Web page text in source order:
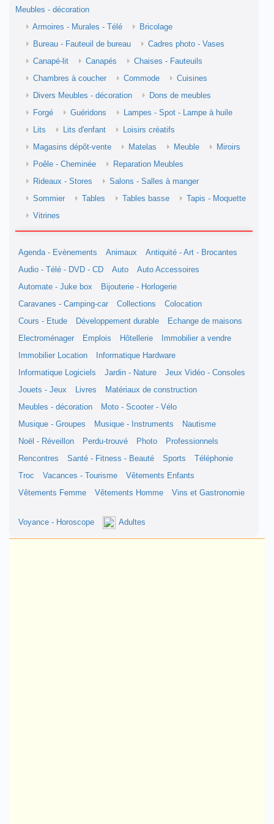
Meubles - décoration
Armoires - Murales - Télé
Bricolage
Bureau - Fauteuil de bureau
Cadres photo - Vases
Canapé-lit
Canapés
Chaises - Fauteuils
Chambres à coucher
Commode
Cuisines
Divers Meubles - décoration
Dons de meubles
Forgé
Guéridons
Lampes - Spot - Lampe à huile
Lits
Lits d'enfant
Loisirs créatifs
Magasins dépôt-vente
Matelas Meuble
Miroirs
Poêle - Cheminée
Reparation Meubles
Rideaux - Stores
Salons - Salles à manger
Sommier
Tables Tables basse
Tapis - Moquette
Vitrines
Agenda - Evènements Animaux
Antiquité - Art - Brocantes
Audio - Télé - DVD - CD
Auto
Auto Accessoires
Automate - Juke box
Bijouterie - Horlogerie
Caravanes - Camping-car
Collections
Colocation
Cours - Etude
Développement durable
Echange de maisons
Electroménager
Emplois Hôtellerie
Immobilier a vendre
Immobilier Location
Informatique Hardware
Informatique Logiciels
Jardin - Nature
Jeux Vidéo - Consoles
Jouets - Jeux
Livres
Matériaux de construction
Meubles - décoration
Moto - Scooter - Vélo
Musique - Groupes
Musique - Instruments
Nautisme
Noël - Réveillon
Perdu-trouvé Photo
Professionnels
Rencontres
Santé - Fitness - Beauté Sports
Téléphonie
Troc
Vacances - Tourisme
Vêtements Enfants
Vêtements Femme
Vêtements Homme Vins et Gastronomie
Voyance - Horoscope Adultes